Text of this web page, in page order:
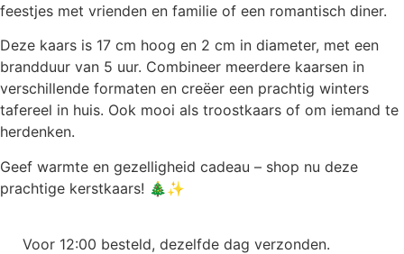
feestjes met vrienden en familie of een romantisch diner.
Deze kaars is 17 cm hoog en 2 cm in diameter, met een
brandduur van 5 uur. Combineer meerdere kaarsen in
verschillende formaten en creëer een prachtig winters
tafereel in huis. Ook mooi als troostkaars of om iemand te
herdenken.
Geef warmte en gezelligheid cadeau – shop nu deze
prachtige kerstkaars! 🎄✨
Voor 12:00 besteld, dezelfde dag verzonden.